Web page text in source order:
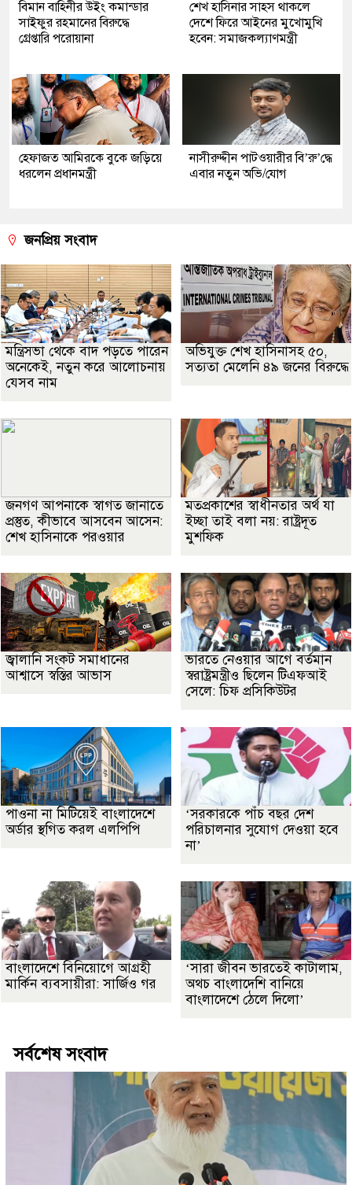
বিমান বাহিনীর উইং কমান্ডার
সাইফুর রহমানের বিরুদ্ধে
গ্রেপ্তারি পরোয়ানা
শেখ হাসিনার সাহস থাকলে
দেশে ফিরে আইনের মুখোমুখি
হবেন: সমাজকল্যাণমন্ত্রী
হেফাজত আমিরকে বুকে জড়িয়ে
ধরলেন প্রধানমন্ত্রী
নাসীরুদ্দীন পাটওয়ারীর বি’রু’দ্ধে
এবার নতুন অভি/যোগ
জনপ্রিয় সংবাদ
মন্ত্রিসভা থেকে বাদ পড়তে পারেন
অনেকেই, নতুন করে আলোচনায়
যেসব নাম
অভিযুক্ত শেখ হাসিনাসহ ৫০,
সত্যতা মেলেনি ৪৯ জনের বিরুদ্ধে
জনগণ আপনাকে স্বাগত জানাতে
প্রস্তুত, কীভাবে আসবেন আসেন:
শেখ হাসিনাকে পরওয়ার
মতপ্রকাশের স্বাধীনতার অর্থ যা
ইচ্ছা তাই বলা নয়: রাষ্ট্রদূত
মুশফিক
জ্বালানি সংকট সমাধানের
আশ্বাসে স্বস্তির আভাস
ভারতে নেওয়ার আগে বর্তমান
স্বরাষ্ট্রমন্ত্রীও ছিলেন টিএফআই
সেলে: চিফ প্রসিকিউটর
পাওনা না মিটিয়েই বাংলাদেশে
অর্ডার স্থগিত করল এলপিপি
‘সরকারকে পাঁচ বছর দেশ
পরিচালনার সুযোগ দেওয়া হবে
না’
বাংলাদেশে বিনিয়োগে আগ্রহী
মার্কিন ব্যবসায়ীরা: সার্জিও গর
‘সারা জীবন ভারতেই কাটালাম,
অথচ বাংলাদেশি বানিয়ে
বাংলাদেশে ঠেলে দিলো’
সর্বশেষ সংবাদ